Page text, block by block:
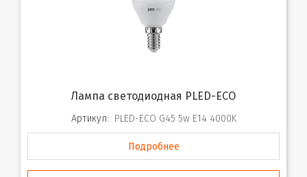
Лампа светодиодная PLED-ECO
Артикул: PLED-ECO G45 5w E14 4000K
Подробнее